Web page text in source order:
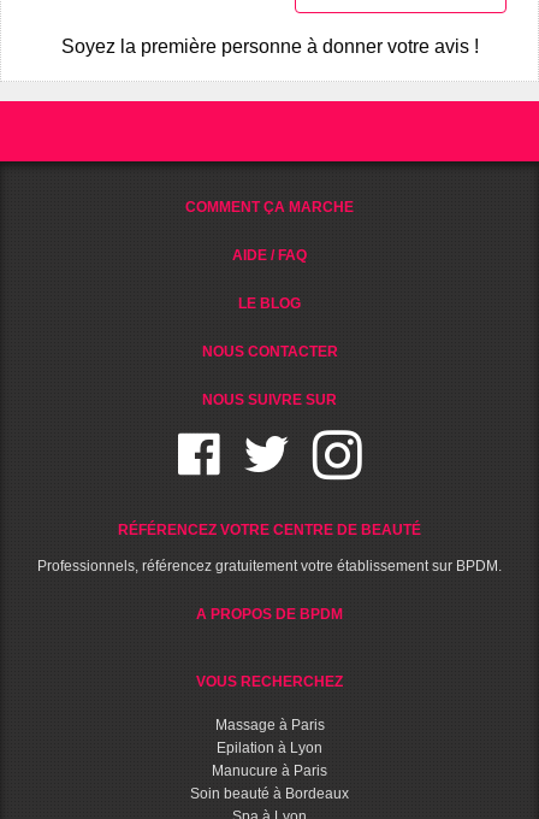
Soyez la première personne à donner votre avis !
COMMENT ÇA MARCHE
AIDE / FAQ
LE BLOG
NOUS CONTACTER
NOUS SUIVRE SUR
RÉFÉRENCEZ VOTRE CENTRE DE BEAUTÉ
Professionnels, référencez gratuitement votre établissement sur BPDM.
A PROPOS DE BPDM
VOUS RECHERCHEZ
Massage à Paris
Epilation à Lyon
Manucure à Paris
Soin beauté à Bordeaux